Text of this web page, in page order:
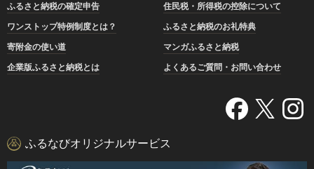
ふるさと納税の確定申告
住民税・所得税の控除について
ワンストップ特例制度とは？
ふるさと納税のお礼特典
寄附金の使い道
マンガふるさと納税
企業版ふるさと納税とは
よくあるご質問・お問い合わせ
ふるなびオリジナルサービス